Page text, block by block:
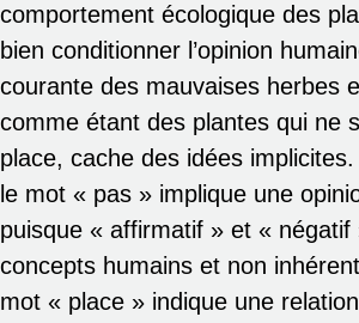
comportement écologique des
bien conditionner l’opinion
courante des mauvaises herbes
comme étant des plantes qui ne
place, cache des idées
le mot « pas » implique une
puisque « affirmatif » et « négatif
concepts humains et non
mot « place » indique une